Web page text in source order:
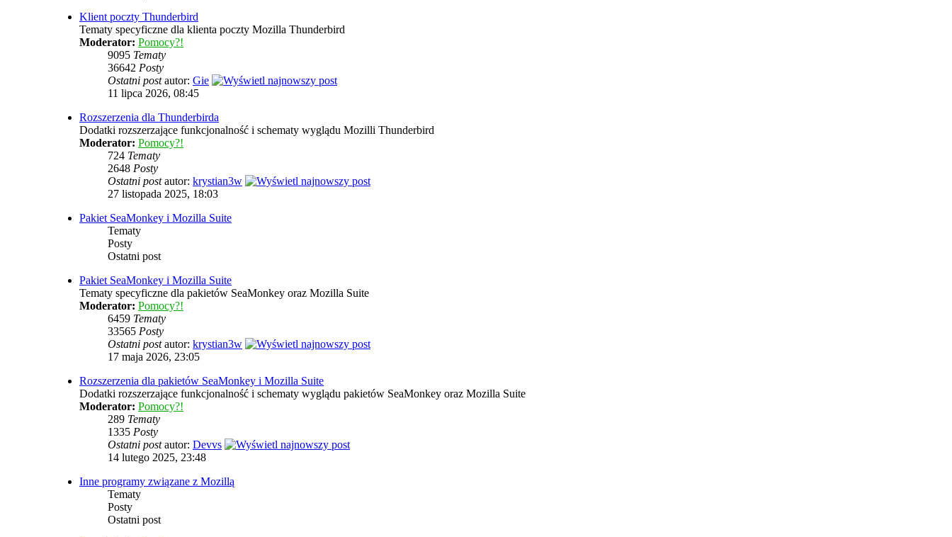
Klient poczty Thunderbird
Tematy specyficzne dla klienta poczty Mozilla Thunderbird
Moderator: Pomocy?!
9095 Tematy
36642 Posty
Ostatni postautor: Gie
11 lipca 2026, 08:45
Rozszerzenia dla Thunderbirda
Dodatki rozszerzające funkcjonalność i schematy wyglądu Mozilli Thunderbird
Moderator: Pomocy?!
724 Tematy
2648 Posty
Ostatni postautor: krystian3w
27 listopada 2025, 18:03
Pakiet SeaMonkey i Mozilla Suite
Tematy
Posty
Ostatni post
Pakiet SeaMonkey i Mozilla Suite
Tematy specyficzne dla pakietów SeaMonkey oraz Mozilla Suite
Moderator: Pomocy?!
6459 Tematy
33565 Posty
Ostatni postautor: krystian3w
17 maja 2026, 23:05
Rozszerzenia dla pakietów SeaMonkey i Mozilla Suite
Dodatki rozszerzające funkcjonalność i schematy wyglądu pakietów SeaMonkey oraz Mozilla Suite
Moderator: Pomocy?!
289 Tematy
1335 Posty
Ostatni postautor: Devvs
14 lutego 2025, 23:48
Inne programy związane z Mozillą
Tematy
Posty
Ostatni post